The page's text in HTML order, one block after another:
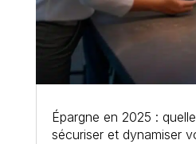
Épargne en 2025 :
sécuriser et dynamiser